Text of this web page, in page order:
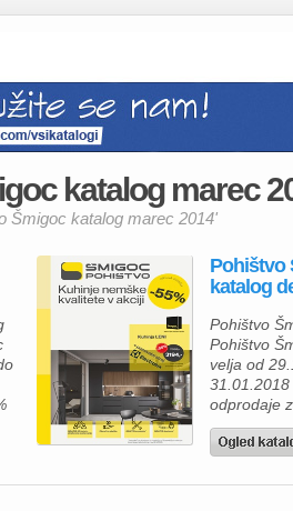
katalog marec
Šmigoc katalog marec 2014'
Pohištvo
katalog
Pohištvo
Pohištvo
velja od
odprodaje